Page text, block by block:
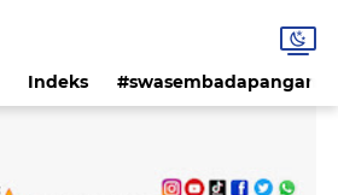
Indeks #swasembadapangan